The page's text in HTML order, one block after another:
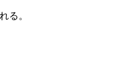
る。